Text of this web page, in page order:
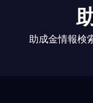
助成金情報検